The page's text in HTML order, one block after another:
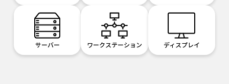
サーバー ワークステーション ディスプレイ